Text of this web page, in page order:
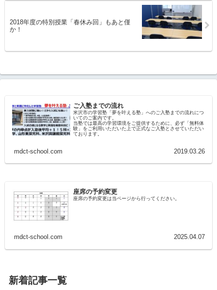
2018年度の特別授業「春休み回」もあと僅
か！
ご入塾までの流れ
米沢市の学習塾「夢を叶える塾」へのご入塾までの流れにつ
いてのご案内です。
当塾では最高の学習環境をご提供するために、必ず「無料体
験」をご利用いただいた上で正式なご入塾とさせていただい
ております。
mdct-school.com 2019.03.26
座席の予約変更
座席の予約変更は当ページから行ってください。
mdct-school.com 2025.04.07
新着記事一覧